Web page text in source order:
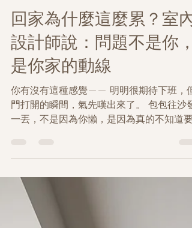
studioofhome19
4月26日
讀畢需時 2 分鐘
回家為什麼這麼累？室內
設計師說：問題不是你，
是你家的動線
你有沒有這種感覺—— 明明很期待下班，但
哪。鞋子踢到旁邊，因為換鞋的地方堆了其
東西。孩子跑過來問你問題，你說「等一
下」，但你自己也不知道在等什麼。 這不是
你不夠努力。是你的家，從來沒有為「你下
回來」這件事，準備好過。 ▍漂亮 ≠ 好住